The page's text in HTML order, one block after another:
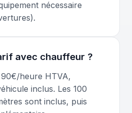
nécessaire
avec chauffeur ?
heure HTVA,
inclus. Les 100
sont inclus, puis